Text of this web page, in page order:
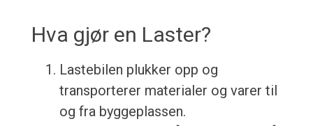
Hva gjør en Laster?
Lastebilen plukker opp og
transporterer materialer og varer til
og fra byggeplassen.